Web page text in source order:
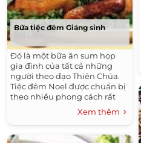
Bữa tiệc đêm Giáng sinh
Đó là một bữa ăn sum họp
gia đình của tất cả những
người theo đạo Thiên Chúa.
Tiệc đêm Noel được chuẩn bị
theo nhiều phong cách rất
khác nhau tại các vùng khác
nhau. Việt Nam có cộng đồng
những người theo đạo không
phải là nhỏ nhưng bữa tiệc
Xem thêm